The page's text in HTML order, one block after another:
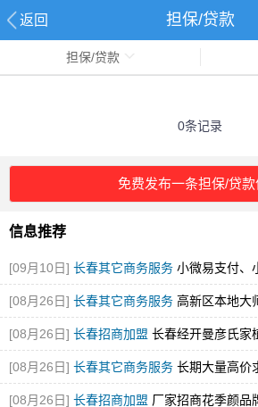
返回 担保/贷款
担保/贷款
0条记录
免费发布一条担保/贷款
信息推荐
[09月10日] 长春其它商务服务 小微易支付、
MYM码通知/码支付的区别
[08月26日] 长春其它商务服务 高新区本地大
[08月26日] 长春招商加盟 长春经开曼彦氏家
[08月26日] 长春其它商务服务 长期大量高价
赛事展会门票
[08月26日] 长春招商加盟 厂家招商花季颜品